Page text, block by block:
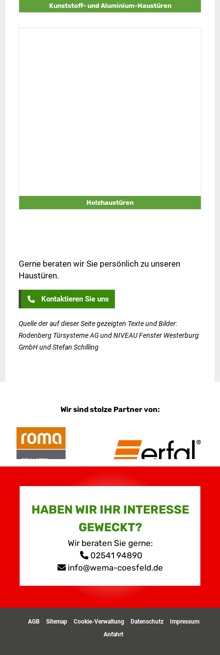
Kunststoff- und Aluminium-Haustüren
Holzhaustüren
Gerne beraten wir Sie persönlich zu unseren
Haustüren.
Kontaktieren Sie uns
Quelle der auf dieser Seite gezeigten Texte und Bilder:
Rodenberg Türsysteme AG und NIVEAU Fenster Westerburg
GmbH und Stefan Schilling
Wir sind stolze Partner von:
HABEN WIR IHR INTERESSE
GEWECKT?
Wir beraten Sie gerne:
02541 94890
info@wema-coesfeld.de
AGB Sitemap Cookie-Verwaltung Datenschutz
Impressum
Anfahrt